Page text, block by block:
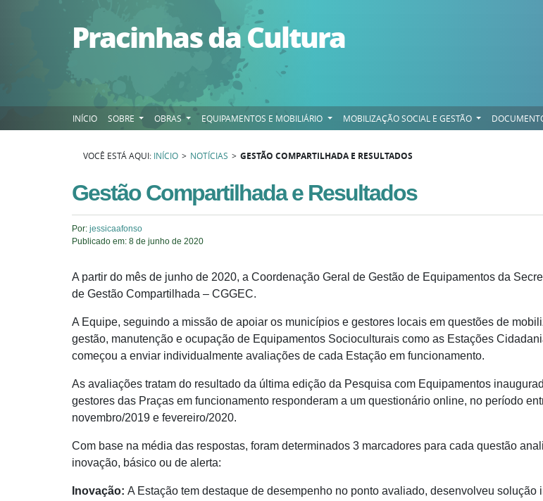
Pracinhas da Cultura
INÍCIO SOBRE OBRAS EQUIPAMENTOS E MOBILIÁRIO MOBILIZAÇÃO SOCIAL E GESTÃO
VOCÊ ESTÁ AQUI: INÍCIO > NOTÍCIAS > GESTÃO COMPARTILHADA E RESULTADOS
Gestão Compartilhada e Resultados
Por: jessicaafonso
Publicado em: 8 de junho de 2020
A partir do mês de junho de 2020, a Coordenação Geral de Gestão de Equipamentos da
de Gestão Compartilhada – CGGEC.
A Equipe, seguindo a missão de apoiar os municípios e gestores locais em questões de
gestão, manutenção e ocupação de Equipamentos Socioculturais como as Estações
começou a enviar individualmente avaliações de cada Estação em funcionamento.
As avaliações tratam do resultado da última edição da Pesquisa com Equipamentos
gestores das Praças em funcionamento responderam a um questionário online, no período
novembro/2019 e fevereiro/2020.
Com base na média das respostas, foram determinados 3 marcadores para cada questão
inovação, básico ou de alerta:
Inovação: A Estação tem destaque de desempenho no ponto avaliado, desenvolveu solução